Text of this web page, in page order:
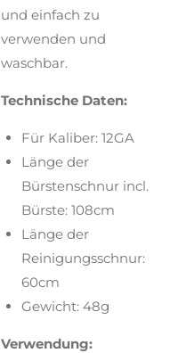
und einfach zu
verwenden und
waschbar.
Technische Daten:
Für Kaliber: 12GA
Länge der
Bürstenschnur incl.
Bürste: 108cm
Länge der
Reinigungsschnur:
60cm
Gewicht: 48g
Verwendung: